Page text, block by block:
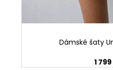
Dámské šaty
1